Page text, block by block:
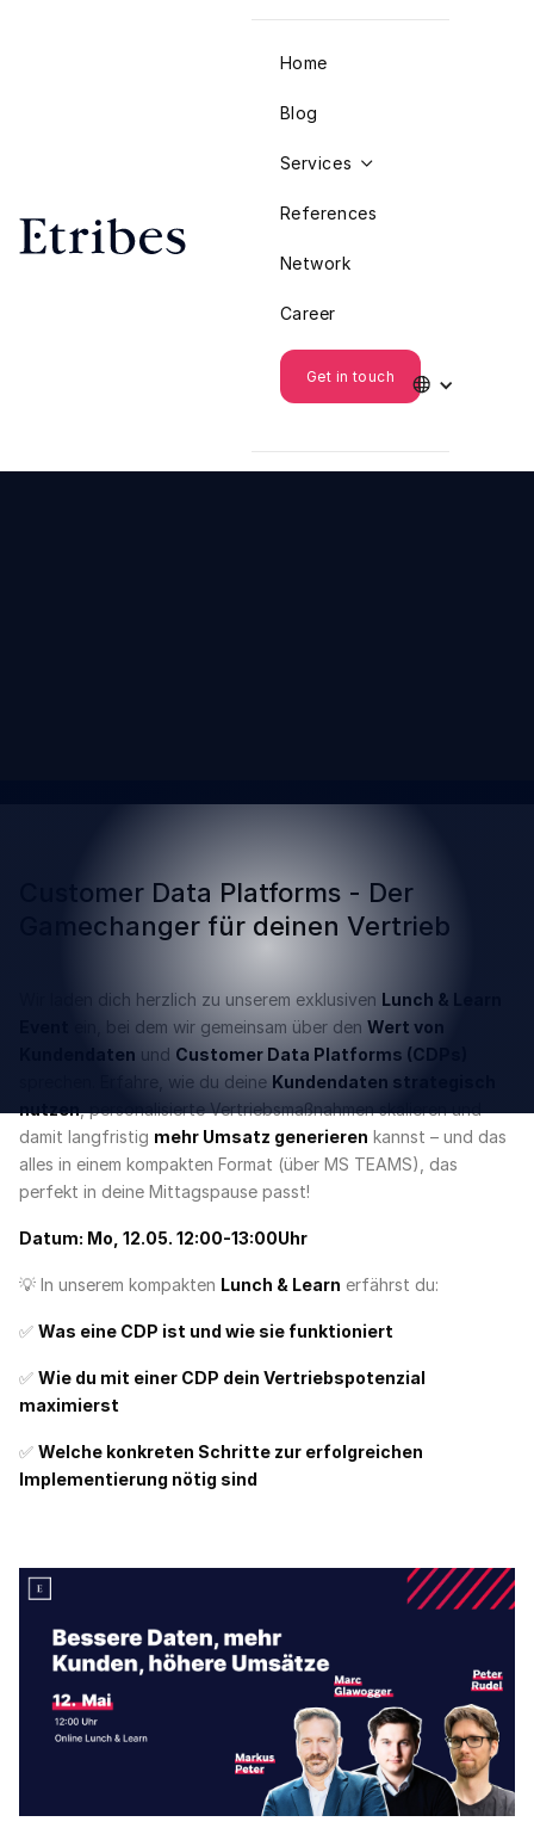

Home
Blog
Services 
References
Network
Career
Get in touch
Customer Data Platforms - Der
Gamechanger für deinen Vertrieb
Wir laden dich herzlich zu unserem exklusiven Lunch & Learn
ein, bei dem wir gemeinsam über den Wert von
Kundendaten und Customer Data Platforms (CDPs)
sprechen. Erfahre, wie du deine Kundendaten strategisch
nutzen, personalisierte Vertriebsmaßnahmen skalieren und
damit langfristig mehr Umsatz generieren kannst – und das
alles in einem kompakten Format (über MS TEAMS), das
perfekt in deine Mittagspause passt!
Datum: Mo, 12.05. 12:00-13:00Uhr
💡 In unserem kompakten Lunch & Learn erfährst du:
✅ Was eine CDP ist und wie sie funktioniert
✅ Wie du mit einer CDP dein Vertriebspotenzial
maximierst
✅ Welche konkreten Schritte zur erfolgreichen
Implementierung nötig sind